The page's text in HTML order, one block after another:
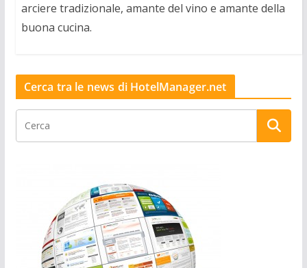
arciere tradizionale, amante del vino e amante della
buona cucina.
Cerca tra le news di HotelManager.net